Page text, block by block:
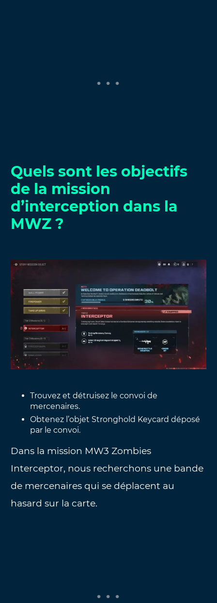
Quels sont les objectifs
de la mission
d’interception dans la
MWZ ?
Trouvez et détruisez le convoi de
mercenaires.
Obtenez l’objet Stronghold Keycard déposé
par le convoi.
Dans la mission MW3 Zombies
Interceptor, nous recherchons une bande
de mercenaires qui se déplacent au
hasard sur la carte.